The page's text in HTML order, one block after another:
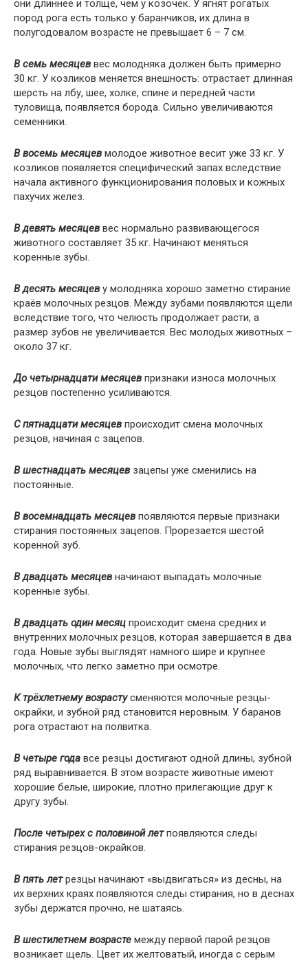
они длиннее и толще, чем у козочек. У ягнят рогатых
пород рога есть только у баранчиков, их длина в
полугодовалом возрасте не превышает 6 – 7 см.
В семь месяцеввес молодняка должен быть примерно
30 кг. У козликов меняется внешность: отрастает длинная
шерсть на лбу, шее, холке, спине и передней части
туловища, появляется борода. Сильно увеличиваются
семенники.
В восемь месяцевмолодое животное весит уже 33 кг. У
козликов появляется специфический запах вследствие
начала активного функционирования половых и кожных
пахучих желез.
В девять месяцеввес нормально развивающегося
животного составляет 35 кг. Начинают меняться
коренные зубы.
В десять месяцеву молодняка хорошо заметно стирание
краёв молочных резцов. Между зубами появляются щели
вследствие того, что челюсть продолжает расти, а
размер зубов не увеличивается. Вес молодых животных –
около 37 кг.
До четырнадцати месяцевпризнаки износа молочных
резцов постепенно усиливаются.
С пятнадцати месяцевпроисходит смена молочных
резцов, начиная с зацепов.
В шестнадцать месяцевзацепы уже сменились на
постоянные.
В восемнадцать месяцевпоявляются первые признаки
стирания постоянных зацепов. Прорезается шестой
коренной зуб.
В двадцать месяцевначинают выпадать молочные
коренные зубы.
В двадцать один месяц происходит смена средних и
внутренних молочных резцов, которая завершается в два
года. Новые зубы выглядят намного шире и крупнее
молочных, что легко заметно при осмотре.
К трёхлетнему возрастусменяются молочные резцы-
окрайки, и зубной ряд становится неровным. У баранов
рога отрастают на полвитка.
В четыре года все резцы достигают одной длины, зубной
ряд выравнивается. В этом возрасте животные имеют
хорошие белые, широкие, плотно прилегающие друг к
другу зубы.
После четырех с половиной летпоявляются следы
стирания резцов-окрайков.
В пять летрезцы начинают «выдвигаться» из десны, на
их верхних краях появляются следы стирания, но в деснах
зубы держатся прочно, не шатаясь.
В шестилетнем возрасте между первой парой резцов
возникает щель. Цвет их желтоватый, иногда с серым